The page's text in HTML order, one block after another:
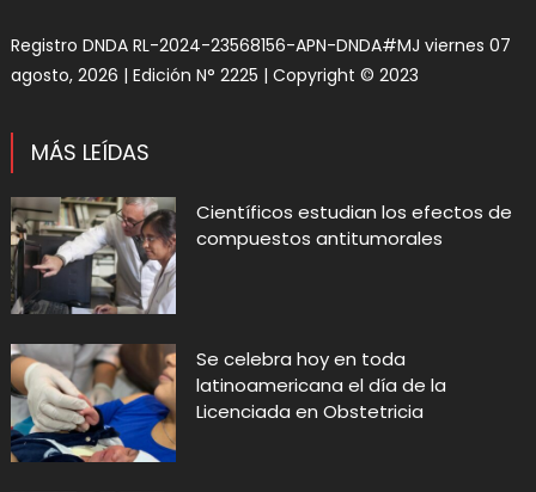
Registro DNDA RL-2024-23568156-APN-DNDA#MJ viernes 07
agosto, 2026 | Edición N° 2225 | Copyright © 2023
MÁS LEÍDAS
Científicos estudian los efectos de
compuestos antitumorales
Se celebra hoy en toda
latinoamericana el día de la
Licenciada en Obstetricia